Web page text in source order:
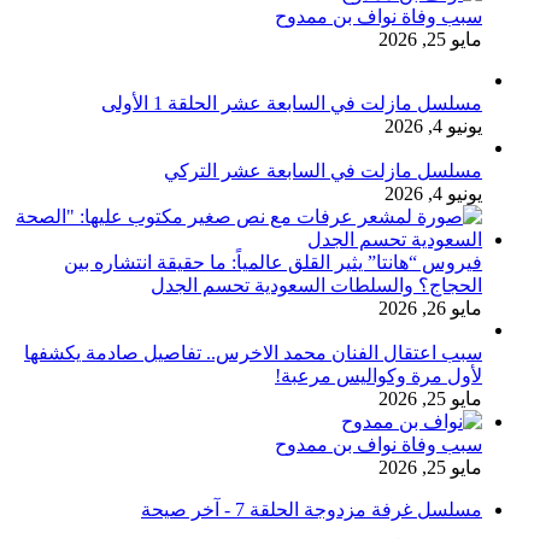
سبب وفاة نواف بن ممدوح
مايو 25, 2026
مسلسل مازلت في السابعة عشر الحلقة 1 الأولى
يونيو 4, 2026
مسلسل مازلت في السابعة عشر التركي
يونيو 4, 2026
فيروس “هانتا” يثير القلق عالمياً: ما حقيقة انتشاره بين
الحجاج؟ والسلطات السعودية تحسم الجدل
مايو 26, 2026
سبب اعتقال الفنان محمد الاخرس.. تفاصيل صادمة يكشفها
لأول مرة وكواليس مرعبة!
مايو 25, 2026
سبب وفاة نواف بن ممدوح
مايو 25, 2026
مسلسل غرفة مزدوجة الحلقة 7 - آخر صيحة